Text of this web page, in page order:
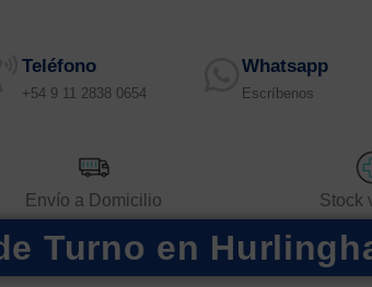
Teléfono
+54 9 11 2838 0654
Whatsapp
Escríbenos
Envío a Domicilio Stock
Turno en